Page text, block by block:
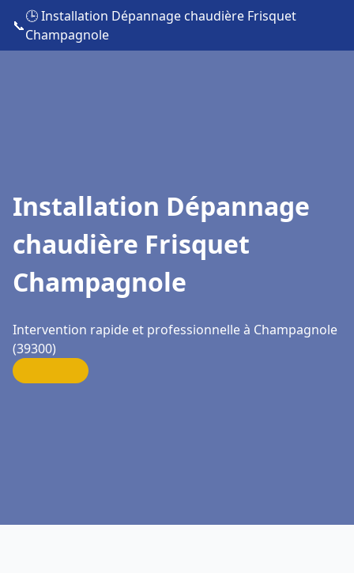
📞
🕒 Installation Dépannage chaudière Frisquet
Champagnole
Installation Dépannage
chaudière Frisquet
Champagnole
Intervention rapide et professionnelle à Champagnole
(39300)